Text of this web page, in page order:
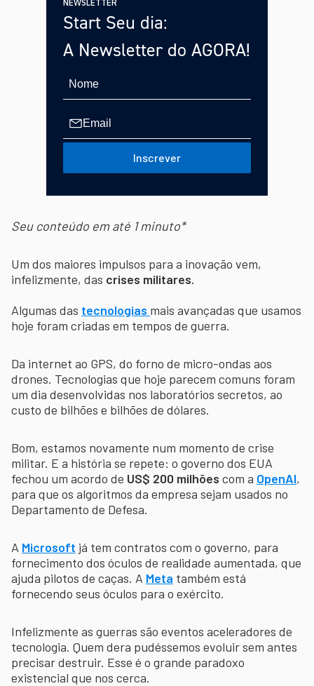
NEWSLETTER
Start Seu dia:
A Newsletter do AGORA!
Inscrever
Seu conteúdo em até 1 minuto*
Um dos maiores impulsos para a inovação vem,
infelizmente, das crises militares.
Algumas das tecnologias mais avançadas que usamos
hoje foram criadas em tempos de guerra.
Da internet ao GPS, do forno de micro-ondas aos
drones. Tecnologias que hoje parecem comuns foram
um dia desenvolvidas nos laboratórios secretos, ao
custo de bilhões e bilhões de dólares.
Bom, estamos novamente num momento de crise
militar. E a história se repete: o governo dos EUA
fechou um acordo de US$ 200 milhões com a OpenAI,
para que os algoritmos da empresa sejam usados no
Departamento de Defesa.
A Microsoft já tem contratos com o governo, para
fornecimento dos óculos de realidade aumentada, que
ajuda pilotos de caças. A Meta também está
fornecendo seus óculos para o exército.
Infelizmente as guerras são eventos aceleradores de
tecnologia. Quem dera pudéssemos evoluir sem antes
precisar destruir. Esse é o grande paradoxo
existencial que nos cerca.